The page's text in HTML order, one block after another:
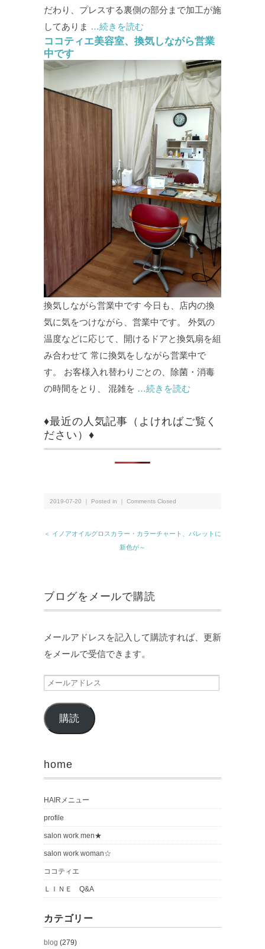
だわり、プレスする裏側の部分まで加工が施
してありま …続きを読む
ココティエ美容室、換気しながら営業
中です
換気しながら営業中です 今日も、店内の換
気に気をつけながら、営業中です。 外気の
温度などに応じて、開けるドアと換気扇を組
み合わせて 常に換気をしながら営業中で
す。 お客様入れ替わりごとの、除菌・消毒
の時間をとり、 混雑を …続きを読む
♦最近の人気記事（よければご覧く
ださい）♦
2019-07-20 ｜ Posted in ｜ Comments Closed
＜ イノアオイルグロスカラー・カラーチャート、パレットに
新色が～
ブログをメールで購読
メールアドレスを記入して購読すれば、更新
をメールで受信できます。
購読
home
HAIRメニュー
profile
salon work men★
salon work woman☆
ココティエ
ＬＩＮＥ Q&A
カテゴリー
blog (279)